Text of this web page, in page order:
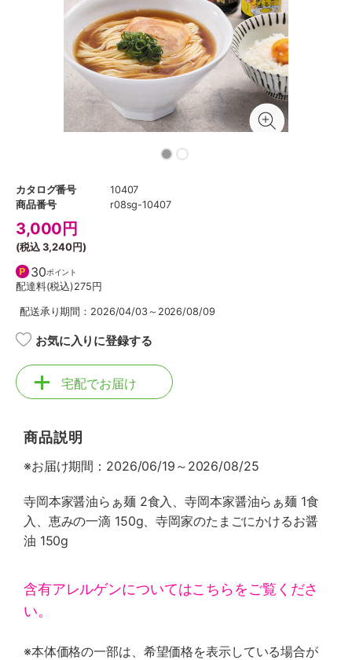
カタログ番号
10407
商品番号
r08sg-10407
3,000 円
(税込3,240円)
30ポイント
配達料(税込)275円
配送承り期間：2026/04/03～2026/08/09
お気に入りに登録する
宅配でお届け
商品説明
※お届け期間：2026/06/19～2026/08/25
寺岡本家醤油らぁ麺 2食入、寺岡本家醤油らぁ麺 1食
入、恵みの一滴 150g、寺岡家のたまごにかけるお醤
油 150g
含有アレルゲンについてはこちらをご覧くださ
い。
※本体価格の一部は、希望価格を表示している場合が